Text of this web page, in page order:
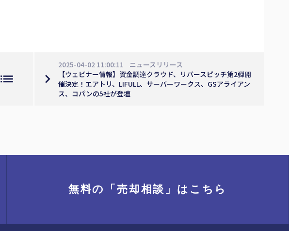
list navigate_next
2025-04-02 11:00:11
ニュースリリース
【ウェビナー情報】資金調達クラウド、リバースピッチ第2弾開
催決定！エアトリ、LIFULL、サーバーワークス、GSアライアン
ス、コパンの5社が登壇
無料の「売却相談」 はこちら